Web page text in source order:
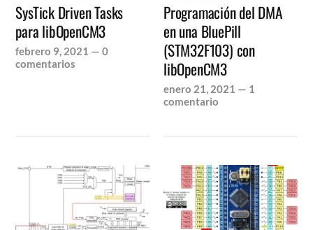
SysTick Driven Tasks
para libOpenCM3
febrero 9, 2021 —0
comentarios
Programación del DMA
en una BluePill
(STM32F103) con
libOpenCM3
enero 21, 2021 — 1
comentario